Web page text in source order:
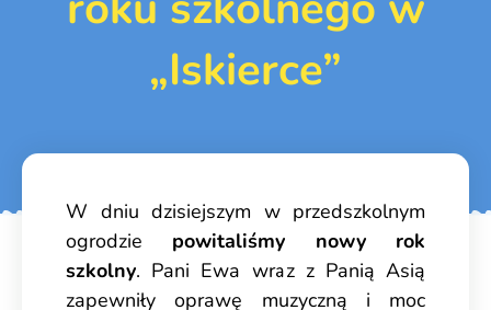
„Iskierce”
W dniu dzisiejszym w przedszkolnym
ogrodzie powitaliśmy nowy rok
szkolny. Pani Ewa wraz z Panią Asią
zapewniły oprawę muzyczną i moc